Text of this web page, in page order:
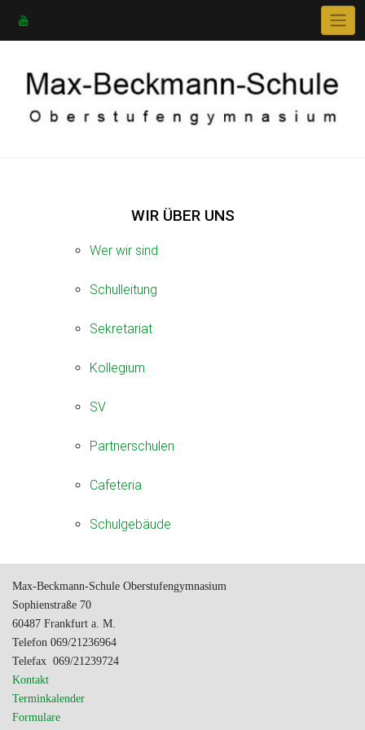
WIR ÜBER UNS
Wer wir sind
Schulleitung
Sekretariat
Kollegium
SV
Partnerschulen
Cafeteria
Schulgebäude
Max-Beckmann-Schule Oberstufengymnasium
Sophienstraße 70
60487 Frankfurt a. M.
Telefon 069/21236964
Telefax 069/21239724
Kontakt
Terminkalender
Formulare